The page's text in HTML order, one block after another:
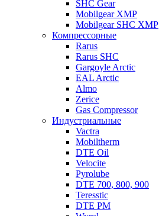
SHC Gear
Mobilgear XMP
Mobilgear SHC XMP
Компрессорные
Rarus
Rarus SHC
Gargoyle Arctic
EAL Arctic
Almo
Zerice
Gas Compressor
Индустриальные
Vactra
Mobiltherm
DTE Oil
Velocite
Pyrolube
DTE 700, 800, 900
Teresstic
DTE PM